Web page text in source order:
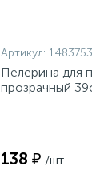
Артикул: 1483753
Пелерина для
прозрачный
138 ₽ /шт